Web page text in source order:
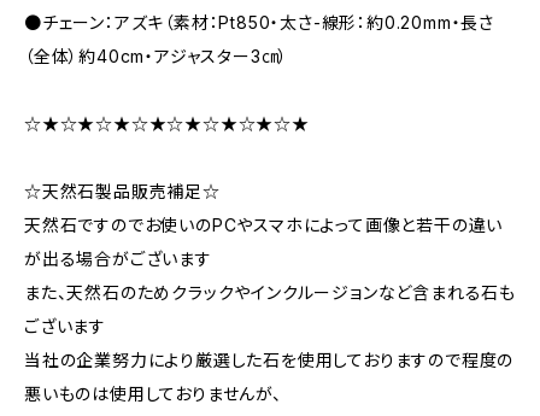
●チェーン：アズキ（素材：Pt850・太さ-線形：約0.20mm・長さ
（全体）約40cm・アジャスター3㎝）
☆★☆★☆★☆★☆★☆★☆★☆★
☆天然石製品販売補足☆
天然石ですのでお使いのPCやスマホによって画像と若干の違い
が出る場合がございます
また、天然石のためクラックやインクルージョンなど含まれる石も
ございます
当社の企業努力により厳選した石を使用しておりますので程度の
悪いものは使用しておりませんが、